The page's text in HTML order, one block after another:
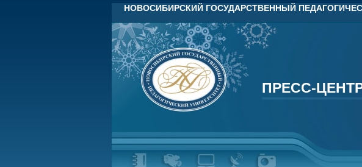
НОВОСИБИРСКИЙ ГОСУДАРСТВЕННЫЙ
ПРЕСС-
ПРЕСС-